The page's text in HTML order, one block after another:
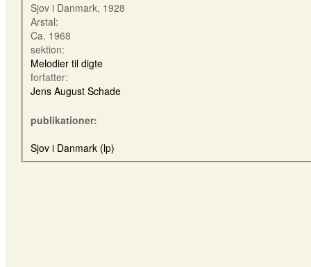
Sjov i Danmark, 1928
Arstal:
Ca. 1968
sektion:
Melodier til digte
forfatter:
Jens August Schade
publikationer:
Sjov i Danmark (lp)